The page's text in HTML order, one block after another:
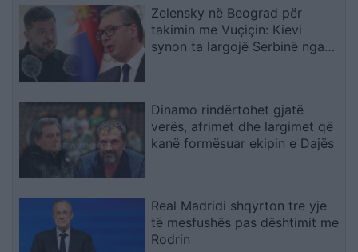
Zelensky në Beograd për
takimin me Vuçiçin: Kievi
synon ta largojë Serbinë nga
Dinamo rindërtohet gjatë
verës, afrimet dhe largimet që
kanë formësuar ekipin e Dajës
Real Madridi shqyrton tre yje
të mesfushës pas dështimit me
Rodrin